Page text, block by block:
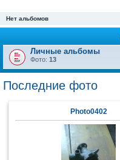
Нет альбомов
Личные альбомы
Фото: 13
Последние фото
Photo0402